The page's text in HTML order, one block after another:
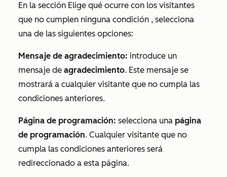
En la sección Elige qué ocurre con los visitantes
que no cumplen ninguna condición , selecciona
una de las siguientes opciones:
Mensaje de agradecimiento: introduce un
mensaje de agradecimiento. Este mensaje se
mostrará a cualquier visitante que no cumpla las
condiciones anteriores.
Página de programación: selecciona una página
de programación. Cualquier visitante que no
cumpla las condiciones anteriores será
redireccionado a esta página.